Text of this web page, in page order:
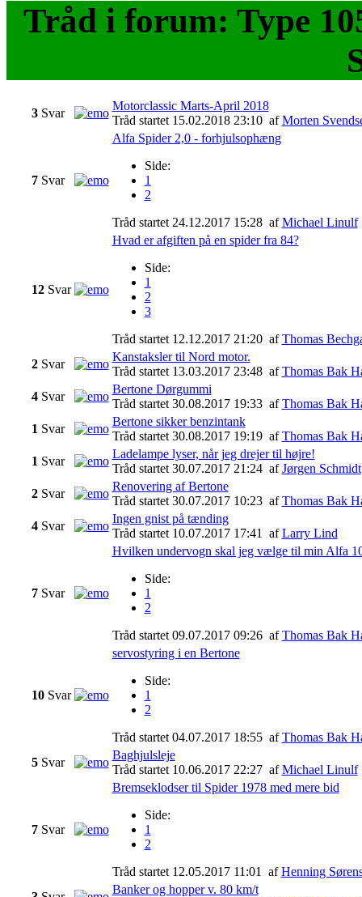
Tråd i forum: Type
3 Svar
Motorclassic Marts-April 2018
Tråd startet 15.02.2018 23:10 afMorten
7 Svar
Alfa Spider 2,0 - forhjulsophæng
Side:
1
2
Tråd startet 24.12.2017 15:28 afMichael Linulf
12 Svar
Hvad er afgiften på en spider fra 84?
Side:
1
2
3
Tråd startet 12.12.2017 21:20 afThomas
2 Svar
Kanstaksler til Nord motor.
Tråd startet 13.03.2017 23:48 afThomas Bak
4 Svar
Bertone Dørgummi
Tråd startet 30.08.2017 19:33 afThomas Bak
1 Svar
Bertone sikker benzintank
Tråd startet 30.08.2017 19:19 afThomas Bak
1 Svar
Ladelampe lyser, når jeg drejer til højre!
Tråd startet 30.07.2017 21:24 afJørgen Schmidt
2 Svar
Renovering af Bertone
Tråd startet 30.07.2017 10:23 afThomas Bak
4 Svar
Ingen gnist på tænding
Tråd startet 10.07.2017 17:41 afLarry Lind
7 Svar
Hvilken undervogn skal jeg vælge til min Alfa
Side:
1
2
Tråd startet 09.07.2017 09:26 afThomas Bak
10 Svar
servostyring i en Bertone
Side:
1
2
Tråd startet 04.07.2017 18:55 afThomas Bak
5 Svar
Baghjulsleje
Tråd startet 10.06.2017 22:27 afMichael Linulf
7 Svar
Bremseklodser til Spider 1978 med mere bid
Side:
1
2
Tråd startet 12.05.2017 11:01 afHenning
Banker og hopper v. 80 km/t